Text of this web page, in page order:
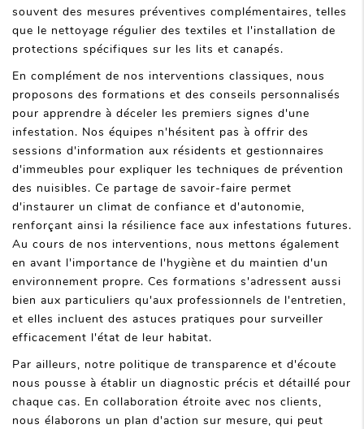
souvent des mesures préventives complémentaires, telles
que le nettoyage régulier des textiles et l'installation de
protections spécifiques sur les lits et canapés.
En complément de nos interventions classiques, nous
proposons des formations et des conseils personnalisés
pour apprendre à déceler les premiers signes d'une
infestation. Nos équipes n'hésitent pas à offrir des
sessions d'information aux résidents et gestionnaires
d'immeubles pour expliquer les techniques de prévention
des nuisibles. Ce partage de savoir-faire permet
d'instaurer un climat de confiance et d'autonomie,
renforçant ainsi la résilience face aux infestations futures.
Au cours de nos interventions, nous mettons également
en avant l'importance de l'hygiène et du maintien d'un
environnement propre. Ces formations s'adressent aussi
bien aux particuliers qu'aux professionnels de l'entretien,
et elles incluent des astuces pratiques pour surveiller
efficacement l'état de leur habitat.
Par ailleurs, notre politique de transparence et d'écoute
nous pousse à établir un diagnostic précis et détaillé pour
chaque cas. En collaboration étroite avec nos clients,
nous élaborons un plan d'action sur mesure, qui peut